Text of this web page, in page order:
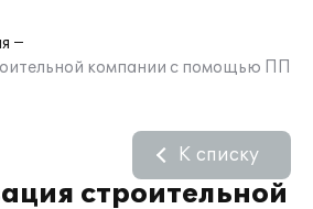
компании с помощью ПП
строительной
К списку